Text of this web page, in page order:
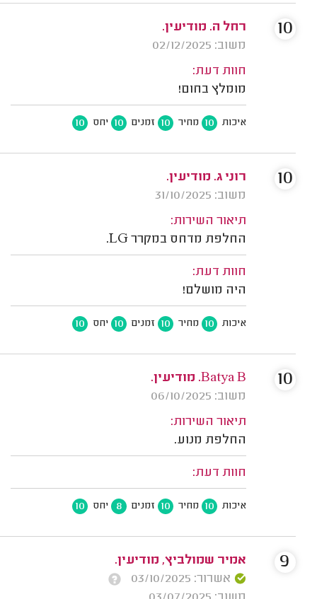
רחל ה. מודיעין.
משוב: 02/12/2025
חוות דעת:
מומלץ בחום!
איכות 10 מחיר 10 זמנים 10 יחס 10
10
רוני ג. מודיעין.
משוב: 31/10/2025
תיאור השירות:
החלפת מדחס במקרר LG.
חוות דעת:
היה מושלם!
איכות 10 מחיר 10 זמנים 10 יחס 10
10
Batya B. מודיעין.
משוב: 06/10/2025
תיאור השירות:
החלפת מנוע.
חוות דעת:
איכות 10 מחיר 10 זמנים 8 יחס 10
10
אמיר שמולביץ, מודיעין.
אשרור: 03/10/2025
9